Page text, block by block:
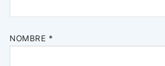
NOMBRE *